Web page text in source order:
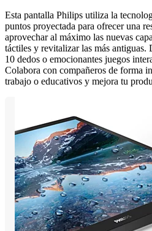
Esta pantalla Philips utiliza la
puntos proyectada para ofrecer una
aprovechar al máximo las nuevas
táctiles y revitalizar las más antiguas.
10 dedos o emocionantes juegos
Colabora con compañeros de forma
trabajo o educativos y mejora tu